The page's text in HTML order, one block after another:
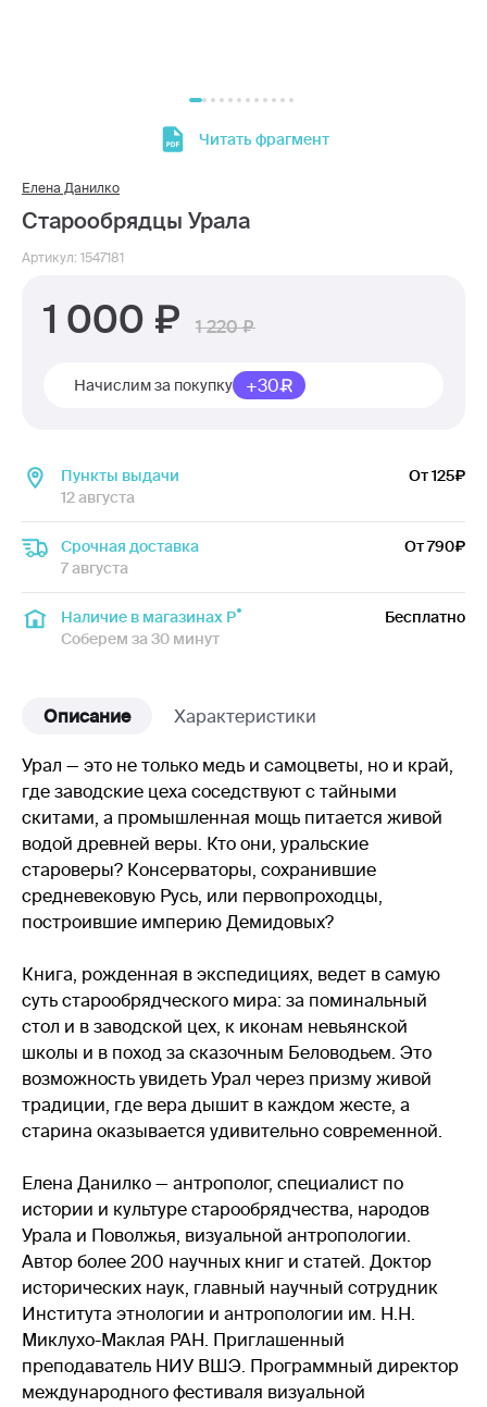
Читать фрагмент
Елена Данилко
Старообрядцы Урала
Артикул: 1547181
1 000 1 220
Начислим за покупку +30
Пункты выдачи
12 августа
От 125
Срочная доставка
7 августа
От 790
Наличие в магазинах Р
Соберем за 30 минут
Бесплатно
Описание Характеристики
Урал — это не только медь и самоцветы, но и край,
где заводские цеха соседствуют с тайными
скитами, а промышленная мощь питается живой
водой древней веры. Кто они, уральские
староверы? Консерваторы, сохранившие
средневековую Русь, или первопроходцы,
построившие империю Демидовых?
Книга, рожденная в экспедициях, ведет в самую
суть старообрядческого мира: за поминальный
стол и в заводской цех, к иконам невьянской
школы и в поход за сказочным Беловодьем. Это
возможность увидеть Урал через призму живой
традиции, где вера дышит в каждом жесте, а
старина оказывается удивительно современной.
Елена Данилко — антрополог, специалист по
истории и культуре старообрядчества, народов
Урала и Поволжья, визуальной антропологии.
Автор более 200 научных книг и статей. Доктор
исторических наук, главный научный сотрудник
Института этнологии и антропологии им. Н.Н.
Миклухо-Маклая РАН. Приглашенный
преподаватель НИУ ВШЭ. Программный директор
международного фестиваля визуальной